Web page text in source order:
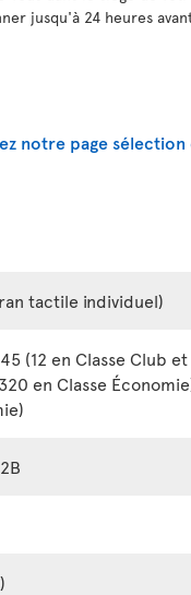
jusqu'à 24 heures
notre page sélection
tactile individuel)
(12 en Classe Club
en Classe